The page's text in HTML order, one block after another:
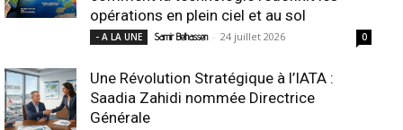
opérations en plein ciel et au sol
- A LA UNE Samir Belhassen - 24 juillet 2026 0
Une Révolution Stratégique à l’IATA :
Saadia Zahidi nommée Directrice
Générale